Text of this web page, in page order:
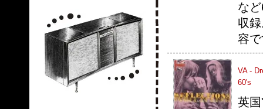
な
収
容
VA -
60's
英